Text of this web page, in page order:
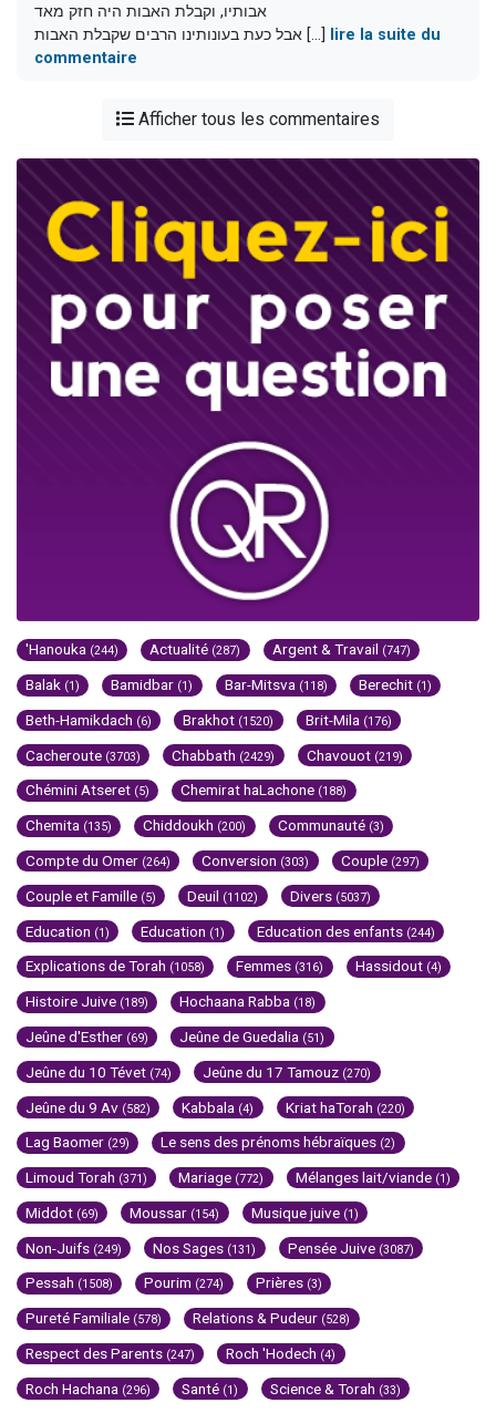
אבותיו, וקבלת האבות היה חזק מאד
אבל כעת בעונותינו הרבים שקבלת האבות [...]
lire la suite du
commentaire
Afficher tous les commentaires
'Hanouka (244) Actualité (287) Argent & Travail (747)
Balak (1) Bamidbar (1) Bar-Mitsva (118) Berechit (1)
Beth-Hamikdach (6) Brakhot (1520) Brit-Mila (176)
Cacheroute (3703) Chabbath (2429) Chavouot (219)
Chémini Atseret (5) Chemirat haLachone (188)
Chemita (135) Chiddoukh (200) Communauté (3)
Compte du Omer (264) Conversion (303) Couple (297)
Couple et Famille (5) Deuil (1102) Divers (5037)
Education (1) Education (1) Education des enfants (244)
Explications de Torah (1058) Femmes (316) Hassidout (4)
Histoire Juive (189) Hochaana Rabba (18)
Jeûne d'Esther (69) Jeûne de Guedalia (51)
Jeûne du 10 Tévet (74) Jeûne du 17 Tamouz (270)
Jeûne du 9 Av (582) Kabbala (4) Kriat haTorah (220)
Lag Baomer (29) Le sens des prénoms hébraïques (2)
Limoud Torah (371) Mariage (772) Mélanges lait/viande (1)
Middot (69) Moussar (154) Musique juive (1)
Non-Juifs (249) Nos Sages (131) Pensée Juive (3087)
Pessah (1508) Pourim (274) Prières (3)
Pureté Familiale (578) Relations & Pudeur (528)
Respect des Parents (247) Roch 'Hodech (4)
Roch Hachana (296) Santé (1) Science & Torah (33)